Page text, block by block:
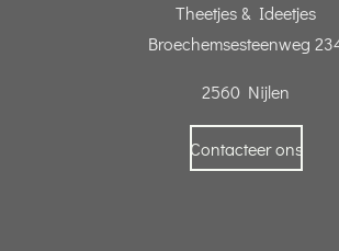
Theetjes & Ideetjes
Broechemsesteenweg
2560 Nijlen
Contacteer ons